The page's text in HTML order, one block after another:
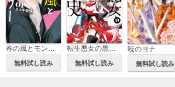
無料試し読み 無料試し読み
暁のヨナ
無料試し読み